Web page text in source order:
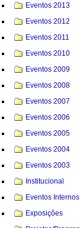
Eventos 2013
Eventos 2012
Eventos 2011
Eventos 2010
Eventos 2009
Eventos 2008
Eventos 2007
Eventos 2006
Eventos 2005
Eventos 2004
Eventos 2003
Institucional
Eventos Internos
Exposições